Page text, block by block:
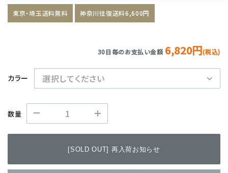
東京・埼玉送料無料 神奈川往復送料6,600円
30日毎のお支払い金額 6,820円(税込)
カラー
数量
[SOLD OUT] 再入荷お知らせ